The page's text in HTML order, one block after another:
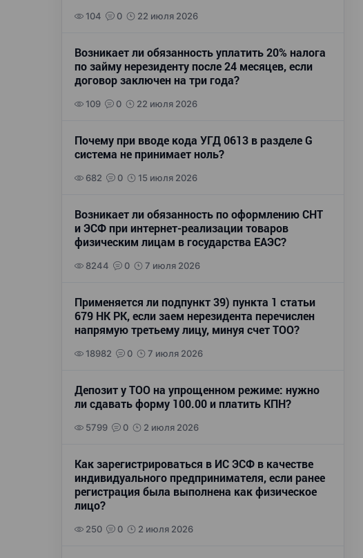
104 0 22 июля 2026
Возникает ли обязанность уплатить 20% налога
по займу нерезиденту после 24 месяцев, если
договор заключен на три года?
109 0 22 июля 2026
Почему при вводе кода УГД 0613 в разделе G
система не принимает ноль?
682 0 15 июля 2026
Возникает ли обязанность по оформлению СНТ
и ЭСФ при интернет-реализации товаров
физическим лицам в государства ЕАЭС?
8244 0 7 июля 2026
Применяется ли подпункт 39) пункта 1 статьи
679 НК РК, если заем нерезидента перечислен
напрямую третьему лицу, минуя счет ТОО?
18982 0 7 июля 2026
Депозит у ТОО на упрощенном режиме: нужно
ли сдавать форму 100.00 и платить КПН?
5799 0 2 июля 2026
Как зарегистрироваться в ИС ЭСФ в качестве
индивидуального предпринимателя, если ранее
регистрация была выполнена как физическое
лицо?
250 0 2 июля 2026